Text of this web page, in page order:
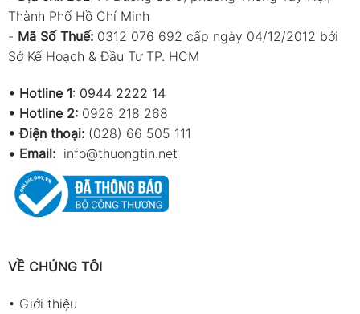
Thành Phố Hồ Chí Minh
- Mã Số Thuế: 0312 076 692 cấp ngày 04/12/2012 bởi
Sở Kế Hoạch & Đầu Tư TP. HCM
• Hotline 1: 0944 2222 14
• Hotline 2: 0928 218 268
• Điện thoại: (028) 66 505 111
• Email: info@thuongtin.net
VỀ CHÚNG TÔI
• Giới thiệu